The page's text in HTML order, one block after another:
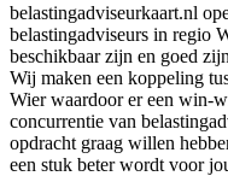
belastingadviseurkaart.nl
belastingadviseurs in regio
beschikbaar zijn en goed
Wij maken een koppeling
Wier waardoor er een win-
concurrentie van
opdracht graag willen
een stuk beter wordt voor